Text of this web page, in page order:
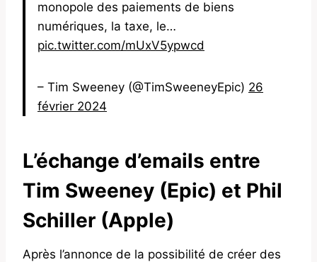
monopole des paiements de biens
numériques, la taxe, le…
pic.twitter.com/mUxV5ypwcd
– Tim Sweeney (@TimSweeneyEpic) 26
février 2024
L’échange d’emails entre
Tim Sweeney (Epic) et Phil
Schiller (Apple)
Après l’annonce de la possibilité de créer des